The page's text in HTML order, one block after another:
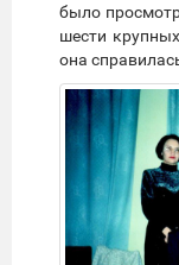
было
шести
она